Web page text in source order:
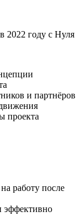
и партнёров
проекта
работу после
эффективно